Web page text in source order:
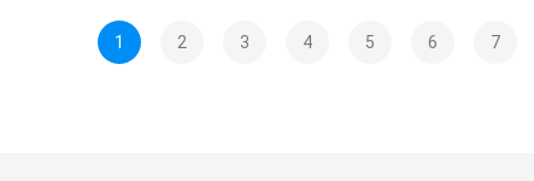
1 2 3 4 5 6 7